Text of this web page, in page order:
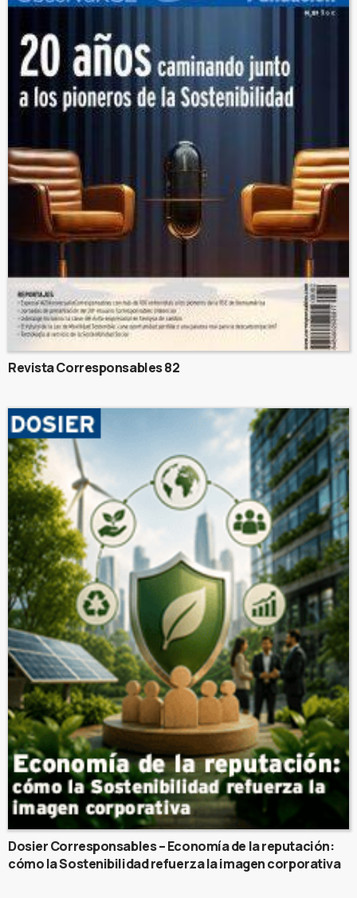
Revista Corresponsables 82
Dosier Corresponsables – Economía de la reputación:
cómo la Sostenibilidad refuerza la imagen corporativa